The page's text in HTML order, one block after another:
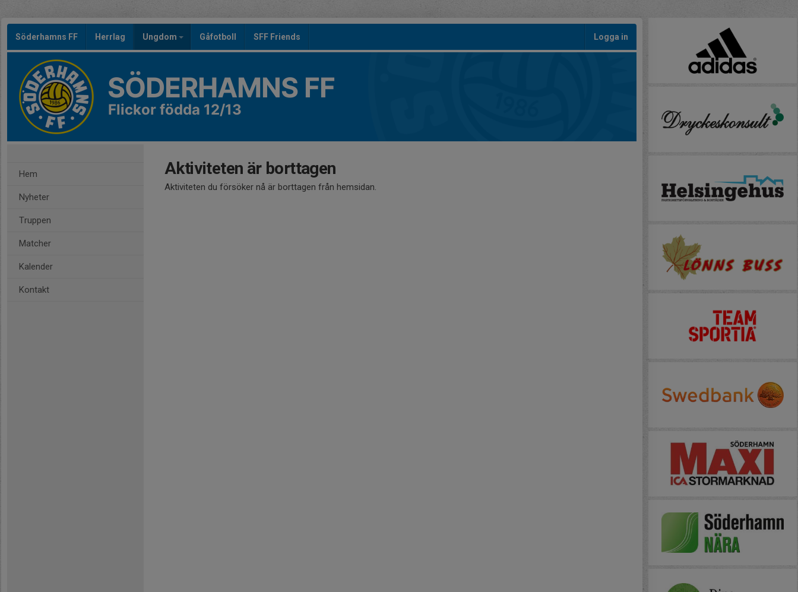
Söderhamns FF Herrlag Ungdom Gåfotboll SFF Friends Logga in
SÖDERHAMNS FF
Flickor födda 12/13
Hem
Nyheter
Truppen
Matcher
Kalender
Kontakt
Aktiviteten är borttagen
Aktiviteten du försöker nå är borttagen från hemsidan.